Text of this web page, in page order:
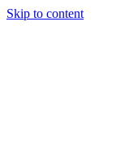
Skip to content